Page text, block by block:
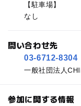
【駐車場】
なし
問い合わせ先
03-6712-8304
一般社団法人
参加に関する情報